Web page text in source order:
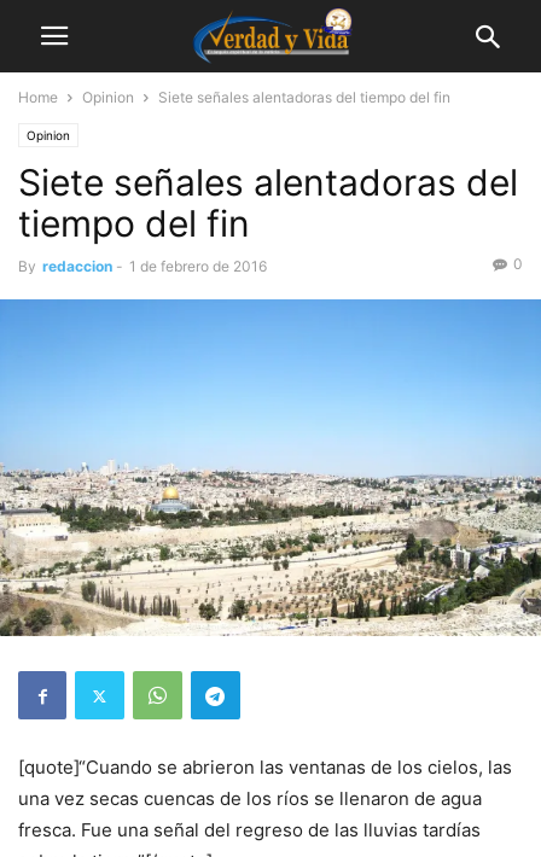
Home Opinion Siete señales alentadoras del tiempo del fin
Opinion
Siete señales alentadoras del
tiempo del fin
By redaccion - 1 de febrero de 2016 0
[quote]“Cuando se abrieron las ventanas de los cielos, las
una vez secas cuencas de los ríos se llenaron de agua
fresca. Fue una señal del regreso de las lluvias tardías